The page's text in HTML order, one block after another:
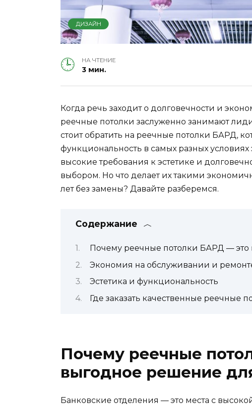
ДИЗАЙН
НА ЧТЕНИЕ
3 мин.
Когда речь заходит о долговечности и
реечные потолки заслуженно занимают
стоит обратить на реечные потолки БАРД,
функциональность в самых разных условиях
высокие требования к эстетике и
выбором. Но что делает их такими
лет без замены? Давайте разберемся.
Содержание
Почему реечные потолки БАРД —
Экономия на обслуживании и
Эстетика и функциональность
Где заказать качественные реечные
Почему реечные
выгодное решение
Банковские отделения — это места с